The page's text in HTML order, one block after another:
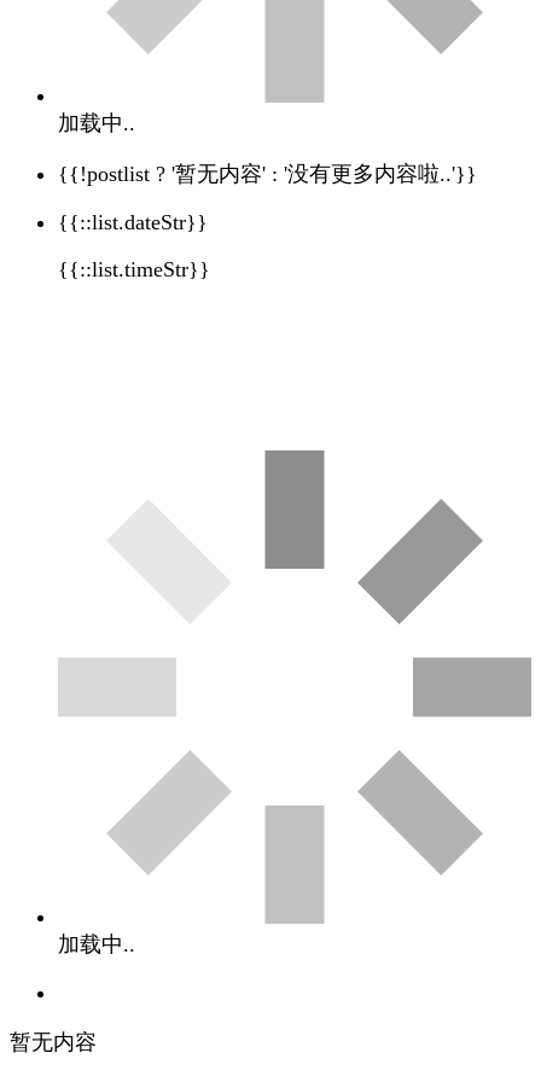
加载中..
{{!postlist ? '暂无内容' : '没有更多内容啦..'}}
{{::list.dateStr}}
{{::list.timeStr}}
加载中..
暂无内容